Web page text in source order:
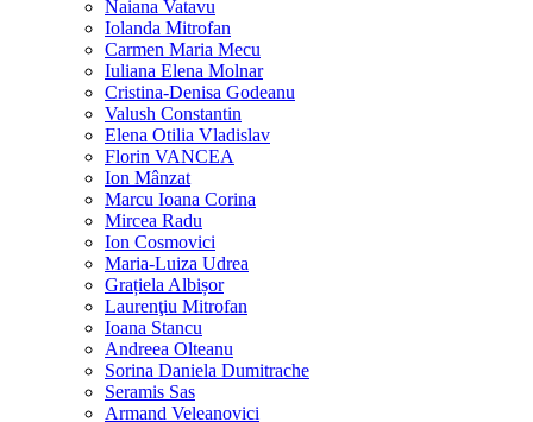
Naiana Vatavu
Iolanda Mitrofan
Carmen Maria Mecu
Iuliana Elena Molnar
Cristina-Denisa Godeanu
Valush Constantin
Elena Otilia Vladislav
Florin VANCEA
Ion Mânzat
Marcu Ioana Corina
Mircea Radu
Ion Cosmovici
Maria-Luiza Udrea
Grațiela Albișor
Laurenţiu Mitrofan
Ioana Stancu
Andreea Olteanu
Sorina Daniela Dumitrache
Seramis Sas
Armand Veleanovici